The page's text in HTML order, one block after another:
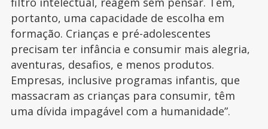
portanto, uma capacidade de escolha em
formação. Crianças e pré-adolescentes
precisam ter infância e consumir mais alegria,
aventuras, desafios, e menos produtos.
Empresas, inclusive programas infantis, que
massacram as crianças para consumir, têm
uma dívida impagável com a humanidade”.